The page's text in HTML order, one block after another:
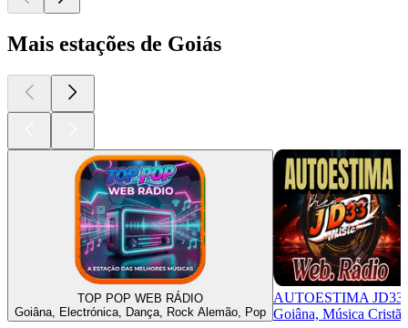
Mais estações de Goiás
TOP POP WEB RÁDIO
Goiâna, Electrónica, Dança, Rock Alemão, Pop
AUTOESTIMA JD33
Goiâna, Música Cristã